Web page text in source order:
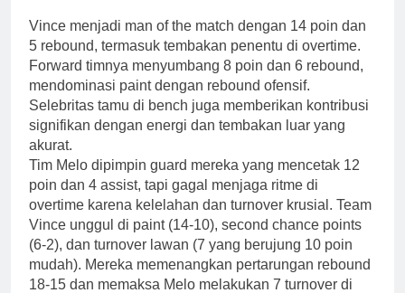
Vince menjadi man of the match dengan 14 poin dan
5 rebound, termasuk tembakan penentu di overtime.
Forward timnya menyumbang 8 poin dan 6 rebound,
mendominasi paint dengan rebound ofensif.
Selebritas tamu di bench juga memberikan kontribusi
signifikan dengan energi dan tembakan luar yang
akurat.
Tim Melo dipimpin guard mereka yang mencetak 12
poin dan 4 assist, tapi gagal menjaga ritme di
overtime karena kelelahan dan turnover krusial. Team
Vince unggul di paint (14-10), second chance points
(6-2), dan turnover lawan (7 yang berujung 10 poin
mudah). Mereka memenangkan pertarungan rebound
18-15 dan memaksa Melo melakukan 7 turnover di